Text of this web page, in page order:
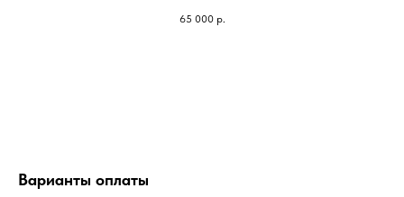
65 000 р.
Варианты оплаты